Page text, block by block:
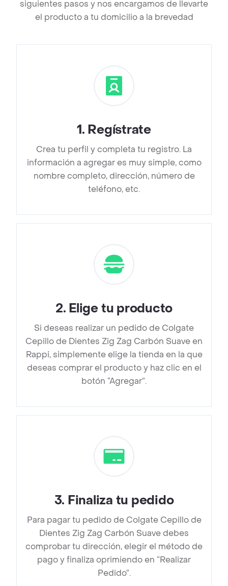
siguientes pasos y nos encargamos de llevarte
el producto a tu domicilio a la brevedad
1. Regístrate
Crea tu perfil y completa tu registro. La
información a agregar es muy simple, como
nombre completo, dirección, número de
teléfono, etc.
2. Elige tu producto
Si deseas realizar un pedido de Colgate
Cepillo de Dientes Zig Zag Carbón Suave en
Rappi, simplemente elige la tienda en la que
deseas comprar el producto y haz clic en el
botón “Agregar”.
3. Finaliza tu pedido
Para pagar tu pedido de Colgate Cepillo de
Dientes Zig Zag Carbón Suave debes
comprobar tu dirección, elegir el método de
pago y finaliza oprimiendo en “Realizar
Pedido”.